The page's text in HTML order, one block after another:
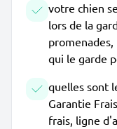
votre chien
lors de la
qui le garde
quelles sont
Garantie
frais, ligne